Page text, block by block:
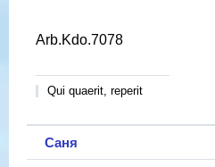
Arb.Kdo.7078
Qui quaerit, reperit
Саня